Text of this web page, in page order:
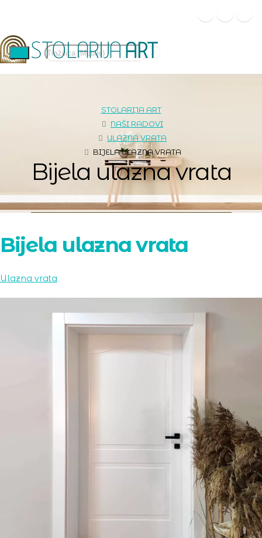
Bijela ulazna vrata
STOLARIJA ART
NAŠI RADOVI
ULAZNA VRATA
BIJELA ULAZNA VRATA
Bijela ulazna vrata
Ulazna vrata